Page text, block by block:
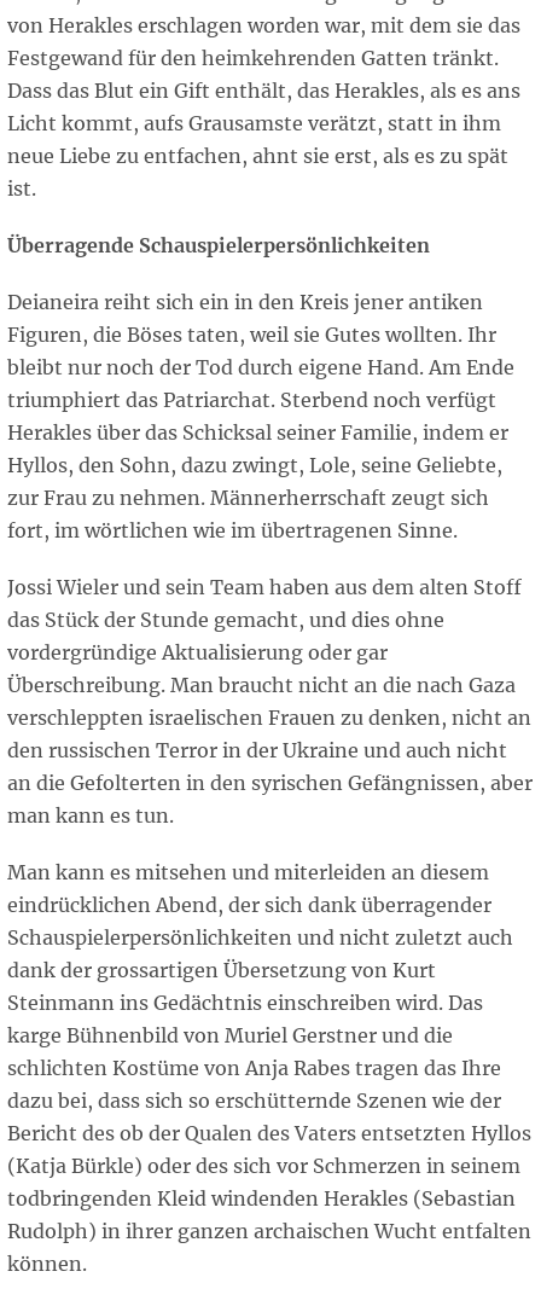
von Herakles erschlagen worden war, mit dem sie das
Festgewand für den heimkehrenden Gatten tränkt.
Dass das Blut ein Gift enthält, das Herakles, als es ans
Licht kommt, aufs Grausamste verätzt, statt in ihm
neue Liebe zu entfachen, ahnt sie erst, als es zu spät
ist.
Überragende Schauspielerpersönlichkeiten
Deianeira reiht sich ein in den Kreis jener antiken
Figuren, die Böses taten, weil sie Gutes wollten. Ihr
bleibt nur noch der Tod durch eigene Hand. Am Ende
triumphiert das Patriarchat. Sterbend noch verfügt
Herakles über das Schicksal seiner Familie, indem er
Hyllos, den Sohn, dazu zwingt, Lole, seine Geliebte,
zur Frau zu nehmen. Männerherrschaft zeugt sich
fort, im wörtlichen wie im übertragenen Sinne.
Jossi Wieler und sein Team haben aus dem alten Stoff
das Stück der Stunde gemacht, und dies ohne
vordergründige Aktualisierung oder gar
Überschreibung. Man braucht nicht an die nach Gaza
verschleppten israelischen Frauen zu denken, nicht an
den russischen Terror in der Ukraine und auch nicht
an die Gefolterten in den syrischen Gefängnissen, aber
man kann es tun.
Man kann es mitsehen und miterleiden an diesem
eindrücklichen Abend, der sich dank überragender
Schauspielerpersönlichkeiten und nicht zuletzt auch
dank der grossartigen Übersetzung von Kurt
Steinmann ins Gedächtnis einschreiben wird. Das
karge Bühnenbild von Muriel Gerstner und die
schlichten Kostüme von Anja Rabes tragen das Ihre
dazu bei, dass sich so erschütternde Szenen wie der
Bericht des ob der Qualen des Vaters entsetzten Hyllos
(Katja Bürkle) oder des sich vor Schmerzen in seinem
todbringenden Kleid windenden Herakles (Sebastian
Rudolph) in ihrer ganzen archaischen Wucht entfalten
können.